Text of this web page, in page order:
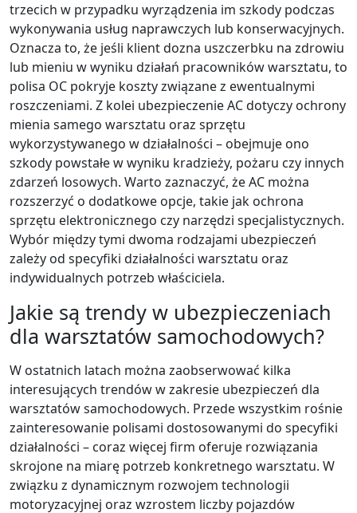
trzecich w przypadku wyrządzenia im szkody podczas
wykonywania usług naprawczych lub konserwacyjnych.
Oznacza to, że jeśli klient dozna uszczerbku na zdrowiu
lub mieniu w wyniku działań pracowników warsztatu, to
polisa OC pokryje koszty związane z ewentualnymi
roszczeniami. Z kolei ubezpieczenie AC dotyczy ochrony
mienia samego warsztatu oraz sprzętu
wykorzystywanego w działalności – obejmuje ono
szkody powstałe w wyniku kradzieży, pożaru czy innych
zdarzeń losowych. Warto zaznaczyć, że AC można
rozszerzyć o dodatkowe opcje, takie jak ochrona
sprzętu elektronicznego czy narzędzi specjalistycznych.
Wybór między tymi dwoma rodzajami ubezpieczeń
zależy od specyfiki działalności warsztatu oraz
indywidualnych potrzeb właściciela.
Jakie są trendy w ubezpieczeniach
dla warsztatów samochodowych?
W ostatnich latach można zaobserwować kilka
interesujących trendów w zakresie ubezpieczeń dla
warsztatów samochodowych. Przede wszystkim rośnie
zainteresowanie polisami dostosowanymi do specyfiki
działalności – coraz więcej firm oferuje rozwiązania
skrojone na miarę potrzeb konkretnego warsztatu. W
związku z dynamicznym rozwojem technologii
motoryzacyjnej oraz wzrostem liczby pojazdów